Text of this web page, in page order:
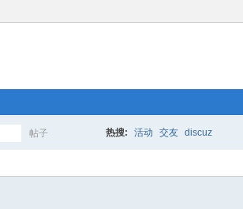
帖子 热搜: 活动 交友 discuz